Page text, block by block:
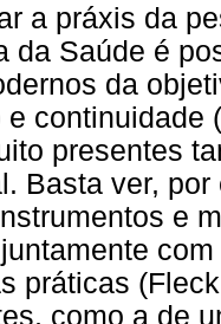
a práxis da
da Saúde é
da
e continuidade
presentes
Basta ver,
e
práticas
como a de